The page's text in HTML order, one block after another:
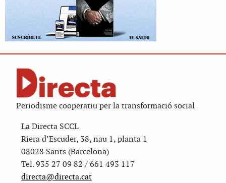
Periodisme cooperatiu per la transformació social
La Directa SCCL
Riera d’Escuder, 38, nau 1, planta 1
08028 Sants (Barcelona)
Tel. 935 27 09 82 / 661 493 117
directa@directa.cat